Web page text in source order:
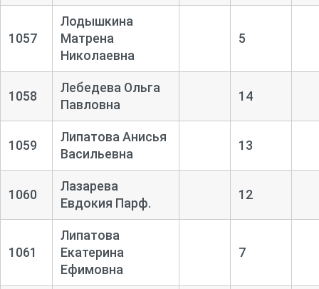
1057
Лодышкина
Матрена
Николаевна
5
1058
Лебедева Ольга
Павловна
14
1059
Липатова Анисья
Васильевна
13
1060
Лазарева
Евдокия Парф.
12
1061
Липатова
Екатерина
Ефимовна
7